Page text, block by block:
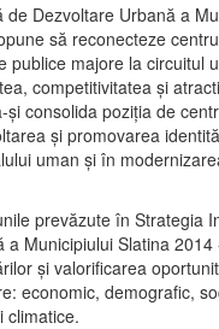
Dezvoltare Urbană a
să reconecteze
publice majore la circuitul
competitivitatea şi
şi consolida poziţia de
şi promovarea
uman şi în
prevăzute în Strategia
a Municipiului Slatina
şi valorificarea
economic, demografic,
climatice.